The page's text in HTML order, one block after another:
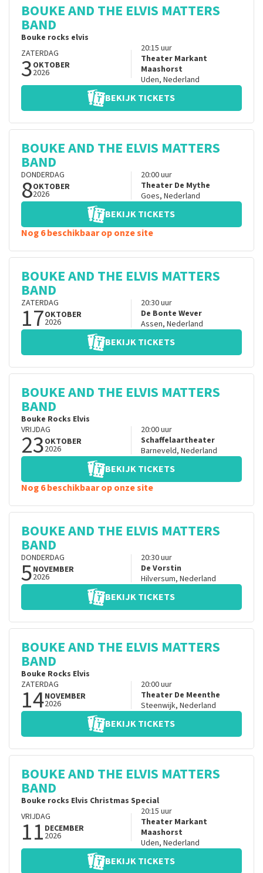
BOUKE AND THE ELVIS MATTERS
BAND
Bouke rocks elvis
ZATERDAG
3OKTOBER
2026
20:15 uur
Theater Markant
Maashorst
Uden, Nederland
BEKIJK TICKETS
BOUKE AND THE ELVIS MATTERS
BAND
DONDERDAG
8OKTOBER
2026
20:00uur
Theater De Mythe
Goes, Nederland
BEKIJK TICKETS
Nog 6 beschikbaar op onze site
BOUKE AND THE ELVIS MATTERS
BAND
ZATERDAG
17OKTOBER
2026
20:30uur
De Bonte Wever
Assen, Nederland
BEKIJK TICKETS
BOUKE AND THE ELVIS MATTERS
BAND
Bouke Rocks Elvis
VRIJDAG
23OKTOBER
2026
20:00uur
Schaffelaartheater
Barneveld, Nederland
BEKIJK TICKETS
Nog 6 beschikbaar op onze site
BOUKE AND THE ELVIS MATTERS
BAND
DONDERDAG
5NOVEMBER
2026
20:30uur
De Vorstin
Hilversum, Nederland
BEKIJK TICKETS
BOUKE AND THE ELVIS MATTERS
BAND
Bouke Rocks Elvis
ZATERDAG
14NOVEMBER
2026
20:00uur
Theater De Meenthe
Steenwijk, Nederland
BEKIJK TICKETS
BOUKE AND THE ELVIS MATTERS
BAND
Bouke rocks Elvis Christmas Special
VRIJDAG
11 DECEMBER
2026
20:15 uur
Theater Markant
Maashorst
Uden, Nederland
BEKIJK TICKETS